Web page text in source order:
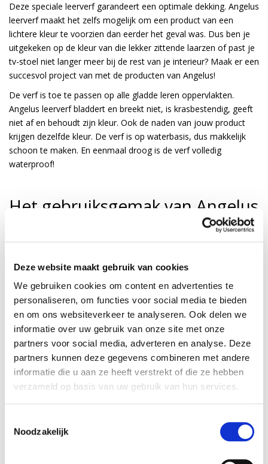
Deze website maakt gebruik van cookies
We gebruiken cookies om content en advertenties te
personaliseren, om functies voor social media te bieden
en om ons websiteverkeer te analyseren. Ook delen we
informatie over uw gebruik van onze site met onze
partners voor social media, adverteren en analyse. Deze
partners kunnen deze gegevens combineren met andere
informatie die u aan ze heeft verstrekt of die ze hebben
verzameld op basis van uw gebruik van hun services.
Noodzakelijk
Deze speciale leerverf garandeert een optimale dekking. Angelus
leerverf maakt het zelfs mogelijk om een product van een
lichtere kleur te voorzien dan eerder het geval was. Dus ben je
uitgekeken op de kleur van die lekker zittende laarzen of past je
tv-stoel niet langer meer bij de rest van je interieur? Maak er een
succesvol project van met de producten van Angelus!
De verf is toe te passen op alle gladde leren oppervlakten.
Angelus leerverf bladdert en breekt niet, is krasbestendig, geeft
niet af en behoudt zijn kleur. Ook de naden van jouw product
krijgen dezelfde kleur. De verf is op waterbasis, dus makkelijk
schoon te maken. En eenmaal droog is de verf volledig
waterproof!
Het gebruiksgemak van Angelus
De producten van Angelus lenen zich voor elk leerproject. Het is
dan het aanschaffen van een nieuwe jas.
Gebruiksadvies voor Angelus leerverf:
Behandel het leer voor met de Preparer & Deglazer voor een
goede hechting
Verf dunne, effen laagjes totdat je een egaal en dekkend
resultaat ziet
Wacht 10-15 minuten voordat je een nieuwe laag aanbrengt
Meng Angelus leerverf eventueel met andere Angelus kleuren
om tot jouw droomkleur te komen